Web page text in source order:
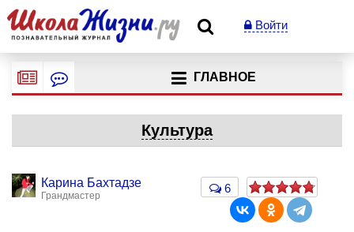
Войти
ГЛАВНОЕ
Культура
Карина Бахтадзе
Грандмастер
6